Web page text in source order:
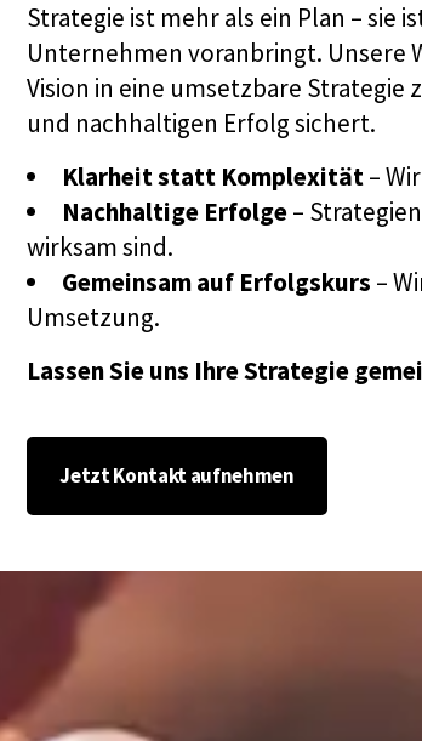
Strategie ist mehr als ein Plan – sie
Unternehmen voranbringt.
Vision in eine umsetzbare
und nachhaltigen Erfolg sichert.
Klarheit statt Komplexität–
Nachhaltige Erfolge–
wirksam sind.
Gemeinsam auf Erfolgskurs –
Umsetzung.
Lassen Sie uns Ihre Strategie
Jetzt Kontakt aufnehmen